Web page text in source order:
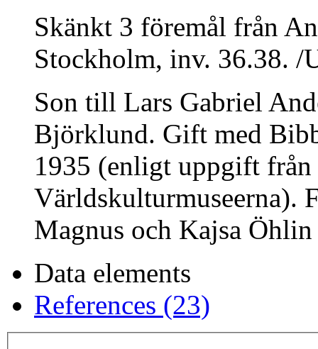
Skänkt 3 föremål från
Stockholm, inv. 36.38. /
Son till Lars Gabriel
Björklund. Gift med
1935 (enligt uppgift
Världskulturmuseerna).
Magnus och Kajsa
Data elements
References (23)